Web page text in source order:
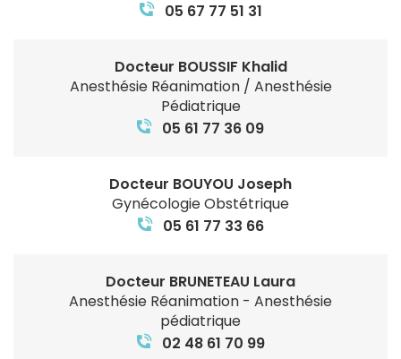
05 67 77 51 31
Docteur BOUSSIF Khalid
Anesthésie Réanimation / Anesthésie
Pédiatrique
05 61 77 36 09
Docteur BOUYOU Joseph
Gynécologie Obstétrique
05 61 77 33 66
Docteur BRUNETEAU Laura
Anesthésie Réanimation - Anesthésie
pédiatrique
02 48 61 70 99